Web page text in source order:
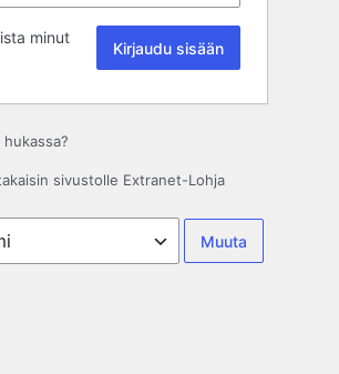
minut
hukassa?
sivustolle Extranet-Lohja